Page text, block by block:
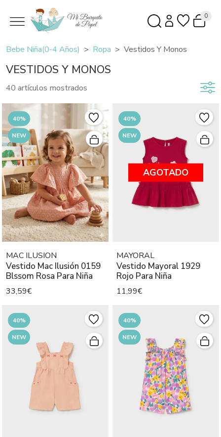
0
Bebe Niña(0-4 Años) Ropa Vestidos Y Monos
VESTIDOS Y MONOS
40 artículos mostrados
40%
NEW
MAC ILUSION
Vestido Mac Ilusión 0159
Blssom Rosa Para Niña
33,59€
40%
NEW
AGOTADO
MAYORAL
Vestido Mayoral 1929
Rojo Para Niña
11,99€
40%
NEW
40%
NEW